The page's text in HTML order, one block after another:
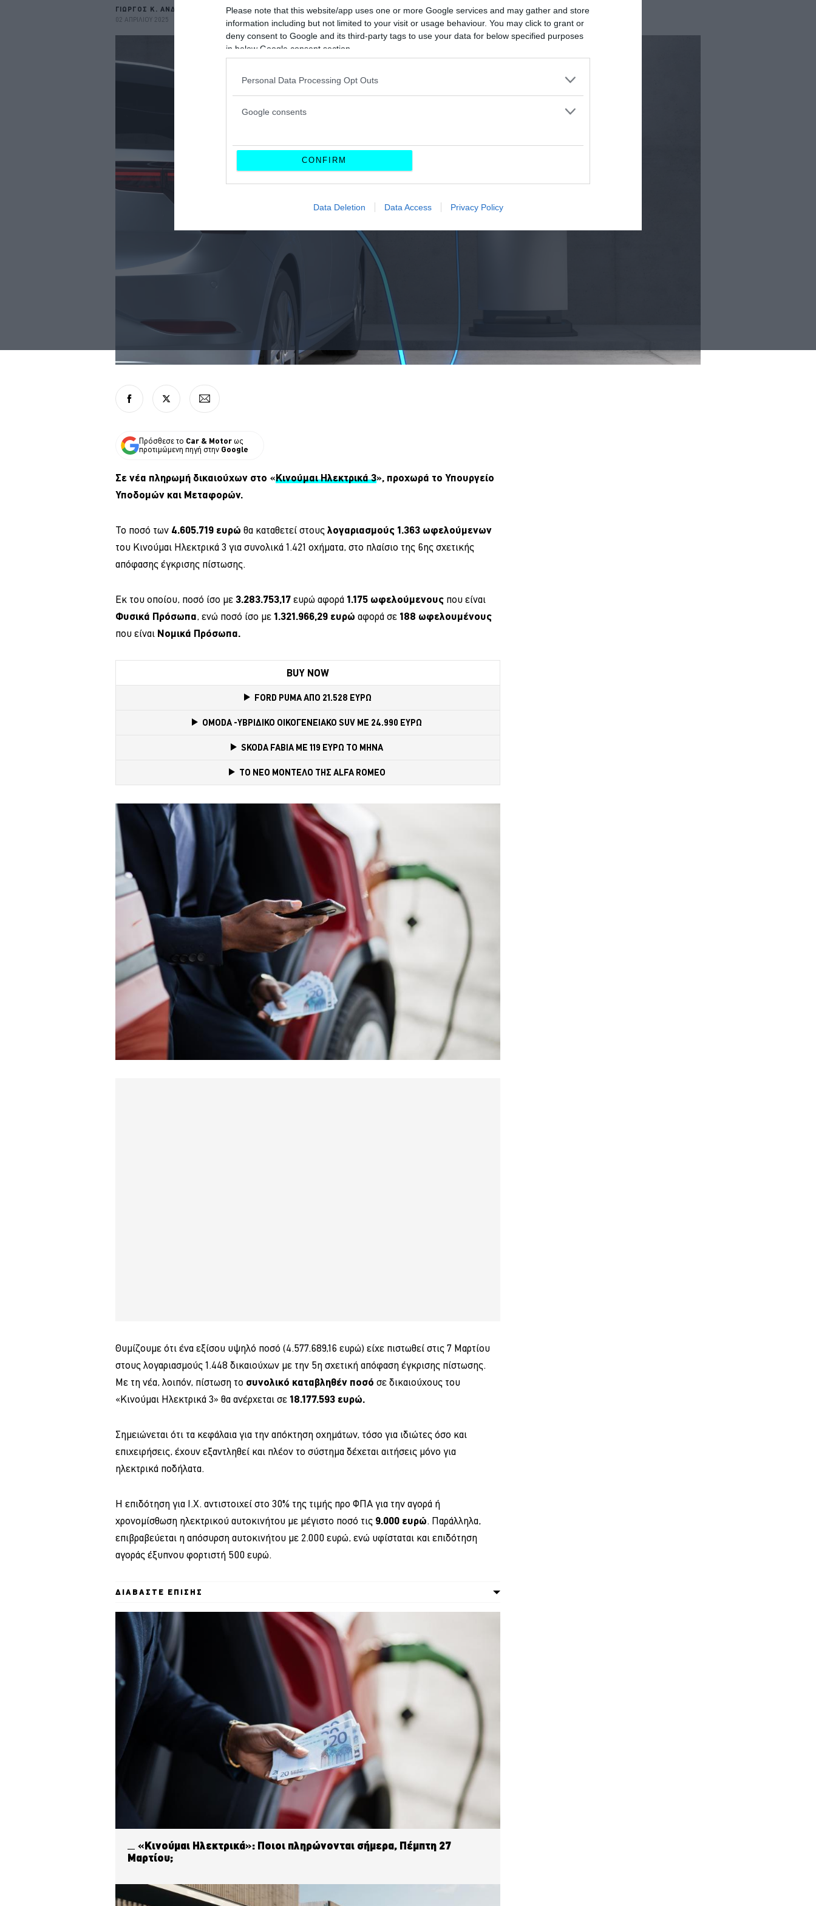
Please note that this website/app uses one or more Google services and may gather and store
information including but not limited to your visit or usage behaviour. You may click to grant or
deny consent to Google and its third-party tags to use your data for below specified purposes
in below Google consent section.
Personal Data Processing Opt Outs
Google consents
CONFIRM
Data Deletion Data Access Privacy Policy
ΓΙΩΡΓΟΣ Κ. ΑΝΔΡΗΣ - ΑΝΑΣΤΑΣΗΣ ΓΑΛΑΝΗΣ
02 ΑΠΡΙΛΙΟΥ 2025
Πρόσθεσε το Car & Motor ως
προτιμώμενη πηγή στην Google
Σε νέα πληρωμή δικαιούχων στο «Κινούμαι Ηλεκτρικά 3», προχωρά το Υπουργείο
Υποδομών και Μεταφορών.
Το ποσό των 4.605.719 ευρώ θα καταθετεί στους λογαριασμούς 1.363 ωφελούμενων
του Κινούμαι Ηλεκτρικά 3 για συνολικά 1.421 οχήματα, στο πλαίσιο της 6ης σχετικής
απόφασης έγκρισης πίστωσης.
Εκ του οποίου, ποσό ίσο με 3.283.753,17 ευρώ αφορά 1.175 ωφελούμενους που είναι
Φυσικά Πρόσωπα, ενώ ποσό ίσο με 1.321.966,29 ευρώ αφορά σε 188 ωφελουμένους
που είναι Νομικά Πρόσωπα.
BUY NOW
FORD PUMA ΑΠΟ 21.528 ΕΥΡΩ
OMODA -ΥΒΡΙΔΙΚΟ ΟΙΚΟΓΕΝΕΙΑΚΟ SUV ME 24.990 ΕΥΡΩ
SKODA FABIA ME 119 ΕΥΡΩ ΤΟ ΜΗΝΑ
TO NEO MONTΕΛΟ ΤΗΣ ALFA ROMEO
Θυμίζουμε ότι ένα εξίσου υψηλό ποσό (4.577.689,16 ευρώ) είχε πιστωθεί στις 7 Μαρτίου
στους λογαριασμούς 1.448 δικαιούχων με την 5η σχετική απόφαση έγκρισης πίστωσης.
Με τη νέα, λοιπόν, πίστωση το συνολικό καταβληθέν ποσό σε δικαιούχους του
«Κινούμαι Ηλεκτρικά 3» θα ανέρχεται σε 18.177.593 ευρώ.
Σημειώνεται ότι τα κεφάλαια για την απόκτηση οχημάτων, τόσο για ιδιώτες όσο και
επιχειρήσεις, έχουν εξαντληθεί και πλέον το σύστημα δέχεται αιτήσεις μόνο για
ηλεκτρικά ποδήλατα.
Η επιδότηση για Ι.Χ. αντιστοιχεί στο 30% της τιμής προ ΦΠΑ για την αγορά ή
χρονομίσθωση ηλεκτρικού αυτοκινήτου με μέγιστο ποσό τις 9.000 ευρώ. Παράλληλα,
επιβραβεύεται η απόσυρση αυτοκινήτου με 2.000 ευρώ, ενώ υφίσταται και επιδότηση
αγοράς έξυπνου φορτιστή 500 ευρώ.
ΔΙΑΒΑΣΤΕ ΕΠΙΣΗΣ
«Κινούμαι Ηλεκτρικά»: Ποιοι πληρώνονται σήμερα, Πέμπτη 27
Μαρτίου;